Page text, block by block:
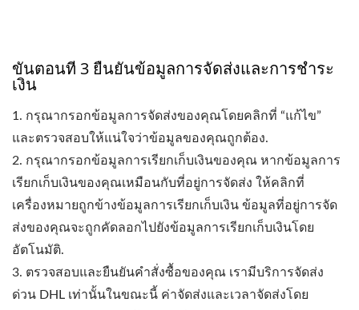
ขั้นตอนที่ 3 ยืนยันข้อมูลการจัดส่งและการชำระ
เงิน
1. กรุณากรอกข้อมูลการจัดส่งของคุณโดยคลิกที่ “แก้ไข”
และตรวจสอบให้แน่ใจว่าข้อมูลของคุณถูกต้อง.
2. กรุณากรอกข้อมูลการเรียกเก็บเงินของคุณ หากข้อมูลการ
เรียกเก็บเงินของคุณเหมือนกับที่อยู่การจัดส่ง ให้คลิกที่
เครื่องหมายถูกข้างข้อมูลการเรียกเก็บเงิน ข้อมูลที่อยู่การจัด
ส่งของคุณจะถูกคัดลอกไปยังข้อมูลการเรียกเก็บเงินโดย
อัตโนมัติ.
3. ตรวจสอบและยืนยันคำสั่งซื้อของคุณ เรามีบริการจัดส่ง
ด่วน DHL เท่านั้นในขณะนี้ ค่าจัดส่งและเวลาจัดส่งโดย